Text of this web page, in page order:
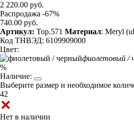
2 220.00 руб.
Распродажа -67%
740.00 руб.
Артикул: Top.571 Материал: Meryl
Код ТНВЭД: 6109909000
Цвет:
фиолетовый /
%
Наличие:
Выберите размер и необходимое
42
Нет в наличии